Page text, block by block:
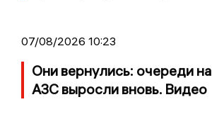
07/08/2026 10:23
Они вернулись: очереди
АЗС выросли вновь. Видео